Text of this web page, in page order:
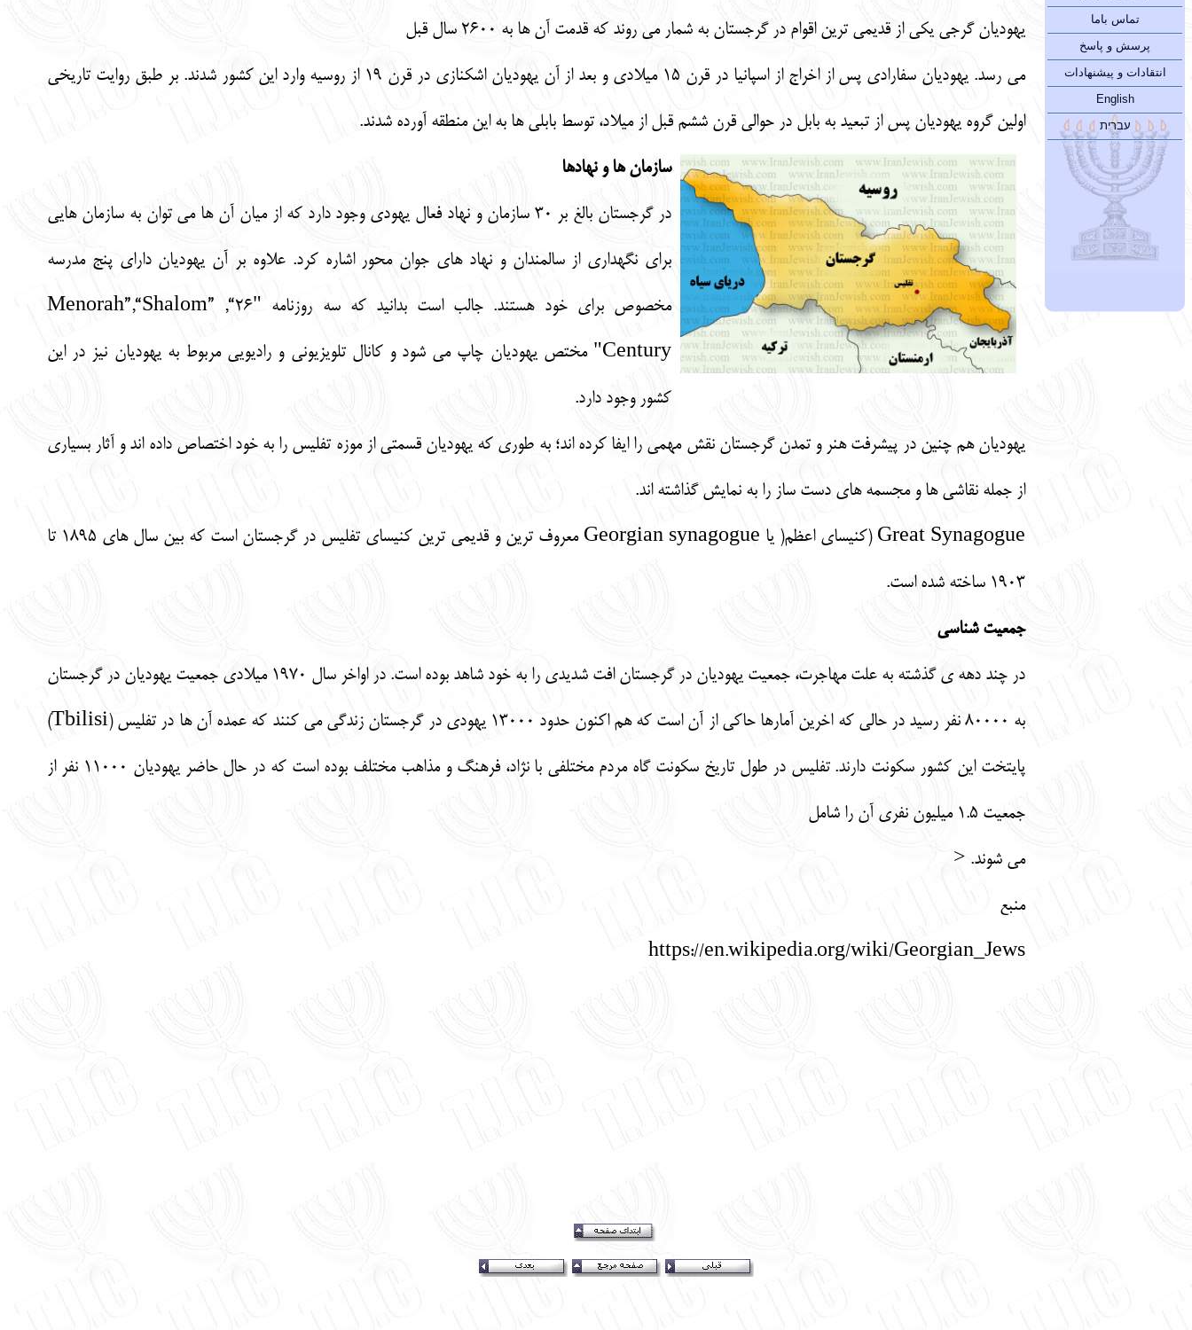
تماس باما
پرسش و پاسخ
انتقادات و پیشنهادات
English
עברית
یهودیان گرجی یکی از قدیمی ترین اقوام در گرجستان به شمار می روند که قدمت آن ها به 2600 سال قبل
می رسد. یهودیان سفارادی پس از اخراج از اسپانیا در قرن 15 میلادی و بعد از آن یهودیان اشکنازی در قرن 19 از روسیه وارد این کشور شدند. بر طبق روایت تاریخی
اولین گروه یهودیان پس از تبعید به بابل در حوالی قرن ششم قبل از میلاد، توسط بابلی ها به این منطقه آورده شدند.
سازمان ها و نهادها
در گرجستان بالغ بر 30 سازمان و نهاد فعال یهودی وجود دارد که از میان آن ها می توان به سازمان هایی
برای نگهداری از سالمندان و نهاد های جوان محور اشاره کرد. علاوه بر آن یهودیان دارای پنج مدرسه
مخصوص برای خود هستند. جالب است بدانید که سه روزنامه "Menorah”,“Shalom” ,“26
Century" مختص یهودیان چاپ می شود و کانال تلویزیونی و رادیویی مربوط به یهودیان نیز در این
کشور وجود دارد.
یهودیان هم چنین در پیشرفت هنر و تمدن گرجستان نقش مهمی را ایفا کرده اند؛ به طوری که یهودیان قسمتی از موزه تفلیس را به خود اختصاص داده اند و آثار بسیاری
از جمله نقاشی ها و مجسمه های دست ساز را به نمایش گذاشته اند.
Great Synagogue (کنیسای اعظم( یا Georgian synagogue معروف ترین و قدیمی ترین کنیسای تفلیس در گرجستان است که بین سال های 1895 تا
1903 ساخته شده است.
جمعیت شناسی
در چند دهه ی گذشته به علت مهاجرت، جمعیت یهودیان در گرجستان افت شدیدی را به خود شاهد بوده است. در اواخر سال 1970 میلادی جمعیت یهودیان در گرجستان
به 80000 نفر رسید در حالی که اخرین آمارها حاکی از آن است که هم اکنون حدود 13000 یهودی در گرجستان زندگی می کنند که عمده آن ها در تفلیس (Tbilisi)
پایتخت این کشور سکونت دارند. تفلیس در طول تاریخ سکونت گاه مردم مختلفی با نژاد، فرهنگ و مذاهب مختلف بوده است که در حال حاضر یهودیان 11000 نفر از
جمعیت 1.5 میلیون نفری آن را شامل
می شوند. <
منبع
https://en.wikipedia.org/wiki/Georgian_Jews